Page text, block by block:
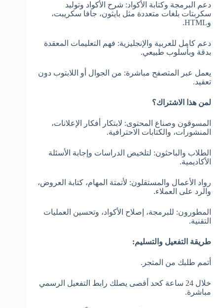
دعم البرمجة وكتابة الأكواد: شرح الأكواد وتوليد
سكربتات بلغات متعددة مثل بايثون، جافا سكريبت،
وHTML.
دعم كامل للعربية والإنجليزية: فهم التعليمات المعقدة
بدقة وبأسلوب طبيعي.
يعمل عبر المتصفح مباشرة: من الجوال أو اللابتوب دون
تعقيد.
لمن هذا الاشتراك؟
المسوقون وصناع المحتوى: لابتكار أفكار الإعلانات،
المنشورات، والكتابات الاحترافية.
الطلاب والباحثون: لتلخيص الدراسات وإجابة الأسئلة
الأكاديمية.
رواد الأعمال والمستقلون: لأتمتة المهام، كتابة العروض،
والرد على العملاء.
المطورون: للبرمجة، إصلاح الأكواد، وتحسين العمليات
التقنية.
طريقة التفعيل والتسليم:
أتمم طلبك من المتجر.
خلال 24 ساعة كحد أقصى يصلك رابط التفعيل الرسمي
مباشرة.